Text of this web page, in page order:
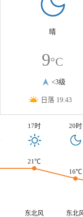
晴
9°C
<3级
日落 19:43
17时 20时
21℃
16℃
东北风
东北